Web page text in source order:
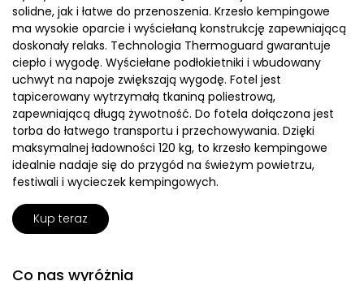
solidne, jak i łatwe do przenoszenia. Krzesło kempingowe
ma wysokie oparcie i wyściełaną konstrukcję zapewniającą
doskonały relaks. Technologia Thermoguard gwarantuje
ciepło i wygodę. Wyściełane podłokietniki i wbudowany
uchwyt na napoje zwiększają wygodę. Fotel jest
tapicerowany wytrzymałą tkaniną poliestrową,
zapewniającą długą żywotność. Do fotela dołączona jest
torba do łatwego transportu i przechowywania. Dzięki
maksymalnej ładowności 120 kg, to krzesło kempingowe
idealnie nadaje się do przygód na świeżym powietrzu,
festiwali i wycieczek kempingowych.
Kup teraz
Co nas wyróżnia